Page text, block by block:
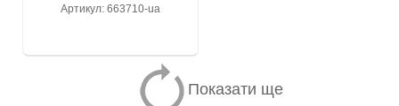
Артикул: 663710-ua
Показати ще